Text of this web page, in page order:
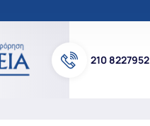
210 8227952